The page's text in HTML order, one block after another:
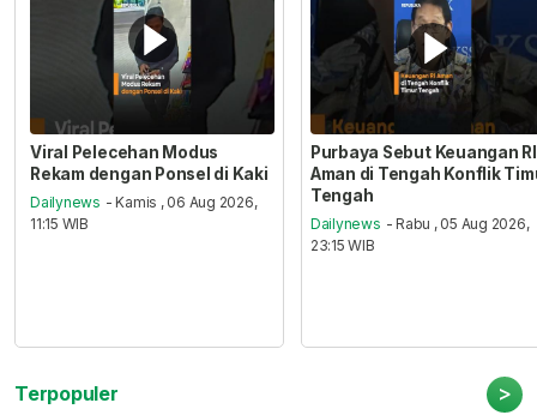
Viral Pelecehan Modus
Rekam dengan Ponsel di Kaki
Dailynews - Kamis , 06 Aug 2026,
11:15 WIB
Purbaya Sebut Keuangan RI
Aman di Tengah Konflik
Tengah
Dailynews - Rabu , 05 Aug 2026,
23:15 WIB
Terpopuler >